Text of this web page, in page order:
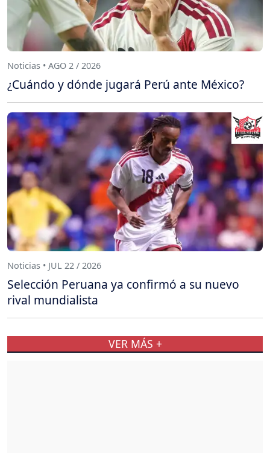
Noticias • AGO 2 / 2026
¿Cuándo y dónde jugará Perú ante México?
Noticias • JUL 22 / 2026
Selección Peruana ya confirmó a su nuevo
rival mundialista
VER MÁS +